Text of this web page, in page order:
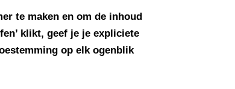
te maken en om de inhoud
klikt, geef je je expliciete
op elk ogenblik